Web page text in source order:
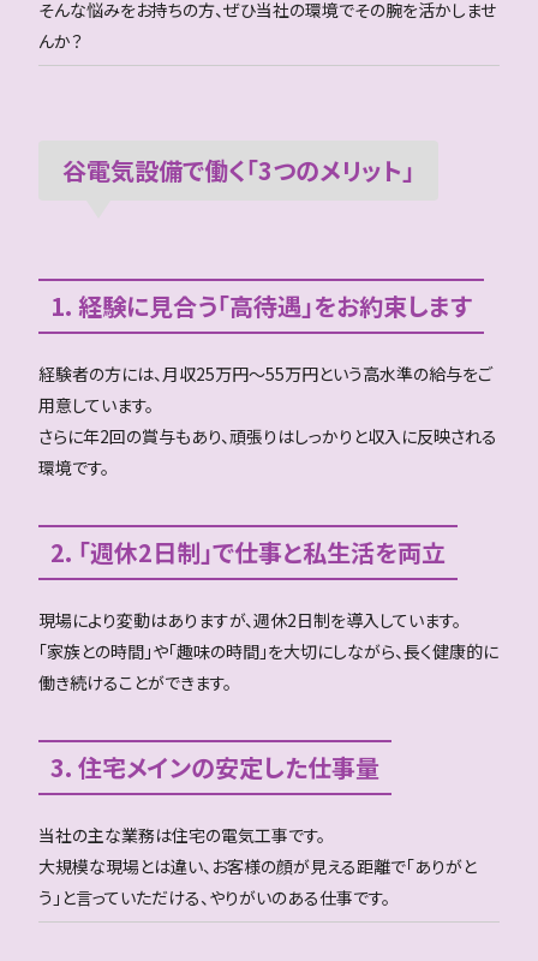
そんな悩みをお持ちの方、ぜひ当社の環境でその腕を活かしませ
んか？
谷電気設備で働く「3つのメリット」
1. 経験に見合う「高待遇」をお約束します
経験者の方には、月収25万円〜55万円という高水準の給与をご
用意しています。
さらに年2回の賞与もあり、頑張りはしっかりと収入に反映される
環境です。
2. 「週休2日制」で仕事と私生活を両立
現場により変動はありますが、週休2日制を導入しています。
「家族との時間」や「趣味の時間」を大切にしながら、長く健康的に
働き続けることができます。
3. 住宅メインの安定した仕事量
当社の主な業務は住宅の電気工事です。
大規模な現場とは違い、お客様の顔が見える距離で「ありがと
う」と言っていただける、やりがいのある仕事です。